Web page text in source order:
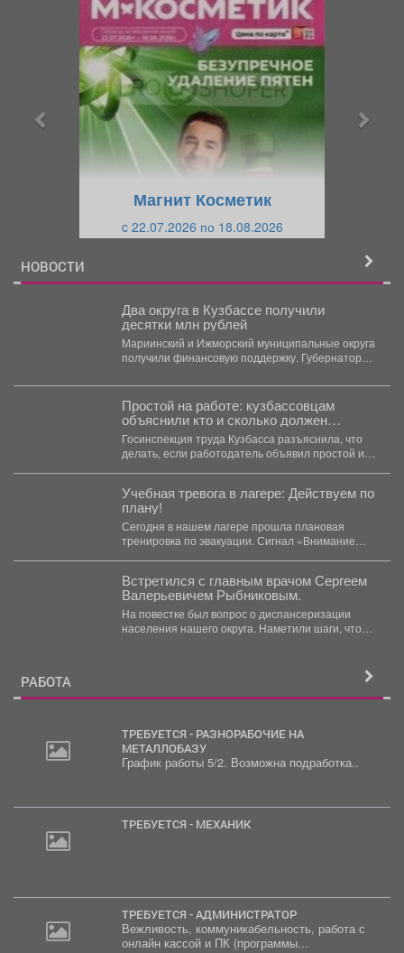
Магнит Косметик
c 22.07.2026 по 18.08.2026
НОВОСТИ
Два округа в Кузбассе получили
десятки млн рублей
Мариинский и Ижморский муниципальные округа
получили финансовую поддержку. Губернатор
Простой на работе: кузбассовцам
объяснили кто и сколько должен
платить
Госинспекция труда Кузбасса разъяснила, что
делать, если работодатель объявил простой и
Учебная тревога в лагере: Действуем по
плану!
Сегодня в нашем лагере прошла плановая
тренировка по эвакуации. Сигнал «Внимание
Встретился с главным врачом Сергеем
Валерьевичем Рыбниковым.
На повестке был вопрос о диспансеризации
населения нашего округа. Наметили шаги, чтобы
РАБОТА
ТРЕБУЕТСЯ - РАЗНОРАБОЧИЕ НА
МЕТАЛЛОБАЗУ
График работы 5/2. Возможна подработка..
ТРЕБУЕТСЯ - МЕХАНИК
ТРЕБУЕТСЯ - АДМИНИСТРАТОР
Вежливость, коммуникабельность, работа с
онлайн кассой и ПК (программы...